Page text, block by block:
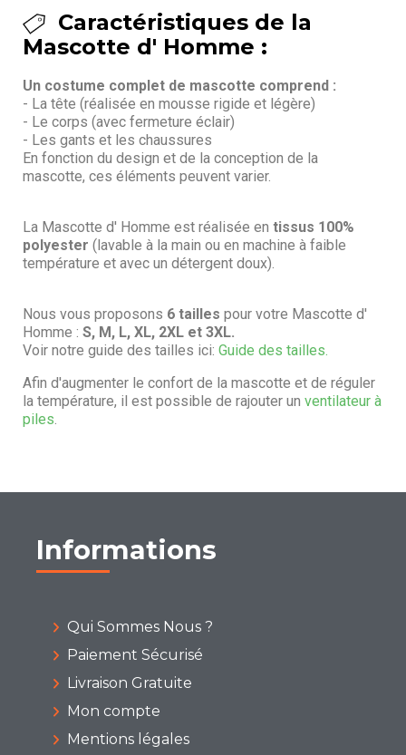
Caractéristiques de la
Mascotte d' Homme :
Un costume complet de mascotte comprend :
- La tête (réalisée en mousse rigide et légère)
- Le corps (avec fermeture éclair)
- Les gants et les chaussures
En fonction du design et de la conception de la
mascotte, ces éléments peuvent varier.
La Mascotte d' Homme est réalisée en tissus 100%
polyester (lavable à la main ou en machine à faible
température et avec un détergent doux).
Nous vous proposons 6 tailles pour votre Mascotte d'
Homme : S, M, L, XL, 2XL et 3XL.
Voir notre guide des tailles ici: Guide des tailles.
Afin d'augmenter le confort de la mascotte et de réguler
la température, il est possible de rajouter un ventilateur à
piles.
Informations
Qui Sommes Nous ?
Paiement Sécurisé
Livraison Gratuite
Mon compte
Mentions légales